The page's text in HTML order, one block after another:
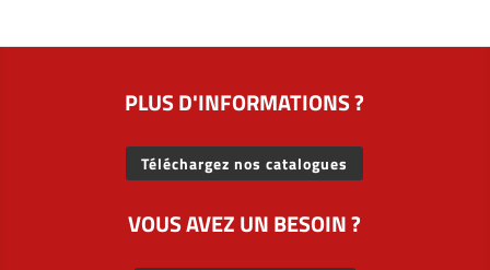
PLUS D'INFORMATIONS ?
Téléchargez nos catalogues
VOUS AVEZ UN BESOIN ?